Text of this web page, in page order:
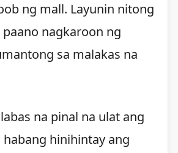
ng mall. Layunin nitong
nagkaroon ng
sa malakas na
na pinal na ulat ang
hinihintay ang